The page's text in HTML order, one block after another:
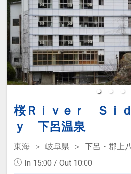
◇充実のサービス◇
〇ハッピーアワー（15
ウェルカムドリンクサ
ールやハイボールの他、
意！
温泉上がりにご利用下さ
〇ロビーでコーヒーや紅
♪
〇カラオケも１時間を代
〇充実の貸出品
らくらく電動アシスト付
４食目
・朝食
和洋35種のビュッフェ
作れるオリジナル海鮮
気♪
★温泉・貸切風呂★
御影石をふんだんに使っ
呂。夜はサウナもご利用
入浴時間 夕15:00～
〇貸切露天風呂
１回１組30分無料でご利
桜Ｒｉｖｅｒ Ｓｉ
ｙ 下呂温泉
東海 岐阜県 下呂・郡上
In 15:00 / Out 10:00